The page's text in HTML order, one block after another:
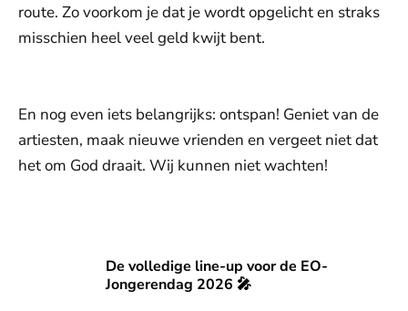
route. Zo voorkom je dat je wordt opgelicht en straks
misschien heel veel geld kwijt bent.
En nog even iets belangrijks: ontspan! Geniet van de
artiesten, maak nieuwe vrienden en vergeet niet dat
het om God draait. Wij kunnen niet wachten!
De volledige line-up voor de EO-
Jongerendag 2026 🎤
De volledige line-up voor de EO-Jongerendag 2026 🎤